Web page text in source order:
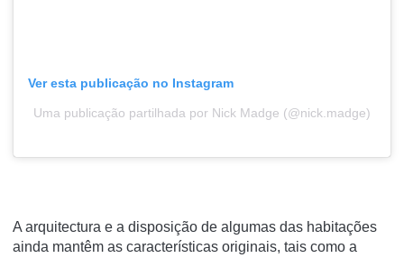
Ver esta publicação no Instagram
Uma publicação partilhada por Nick Madge (@nick.madge)
A arquitectura e a disposição de algumas das habitações
ainda mantêm as características originais, tais como a